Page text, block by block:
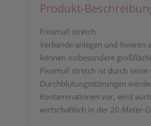
Produkt-
Fixomull stretch
Verbände anlegen und fixieren
können insbesondere
Fixomull stretch ist durch
Durchblutungsstörungen
Kontaminationen vor, wird
wirtschaftlich in der 20-Meter-